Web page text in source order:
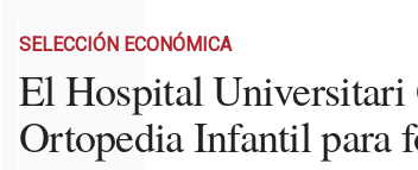
SELECCIÓN ECONÓMICA
El Hospital Universitari
Ortopedia Infantil para